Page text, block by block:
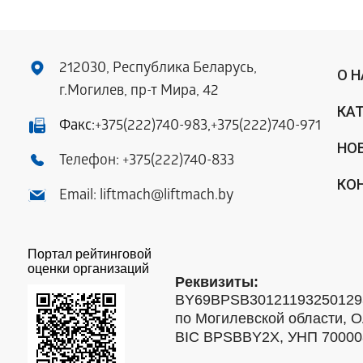
212030, Республика Беларусь,
г.Могилев, пр-т Мира, 42
Факс:+375(222)740-983,+375(222)740-971
Телефон: +375(222)740-833
Email: liftmach@liftmach.by
О
Портал рейтинговой
оценки организаций
Реквизиты:
по Могилевской области,
BIC BPSBBY2X, УНП